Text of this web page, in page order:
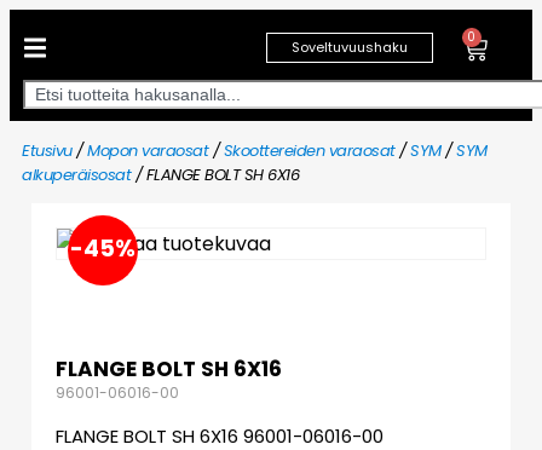
Soveltuvuushaku
0
Etusivu/Mopon varaosat/Skoottereiden varaosat/SYM/SYM
alkuperäisosat/ FLANGE BOLT SH 6X16
-45%
FLANGE BOLT SH 6X16
96001-06016-00
FLANGE BOLT SH 6X16 96001-06016-00